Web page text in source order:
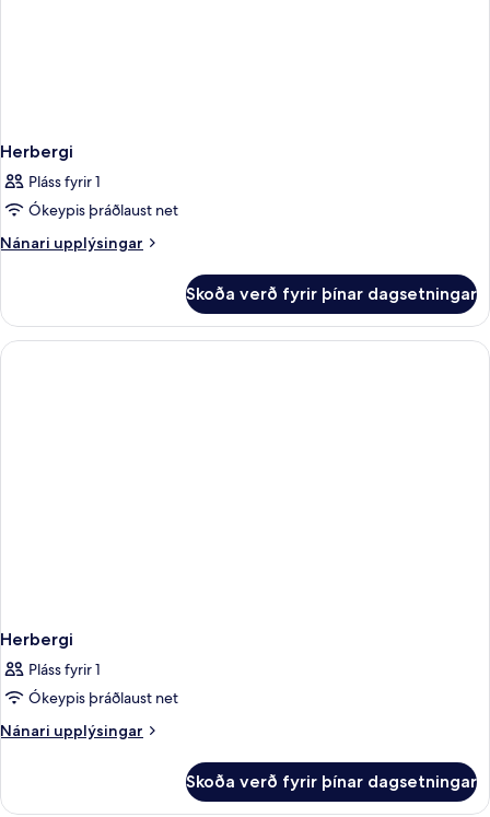
Herbergi
Pláss fyrir 1
Ókeypis þráðlaust net
Nánari upplýsingar
Nánari
Skoða verð fyrir þínar dagsetningar
Herbergi
Pláss fyrir 1
Ókeypis þráðlaust net
Nánari upplýsingar
Nánari
Skoða verð fyrir þínar dagsetningar